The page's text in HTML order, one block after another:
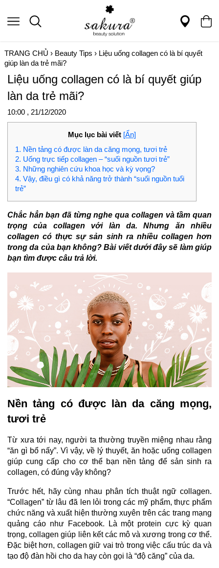
TRANG CHỦ › Beauty Tips › Liệu uống collagen có là bí quyết
giúp làn da trẻ mãi?
Liệu uống collagen có là bí quyết giúp
làn da trẻ mãi?
10:00 , 21/12/2020
Mục lục bài viết [Ẩn]
1. Nền tảng có được làn da căng mọng, tươi trẻ
2. Uống trực tiếp collagen – “suối nguồn tươi trẻ”
3. Những nghiên cứu khoa học và kỳ vọng?
4. Vậy, điều gì có khả năng trở thành “suối nguồn tuổi
trẻ”
Chắc hẳn bạn đã từng nghe qua collagen và tầm quan
trọng của collagen với làn da. Nhưng ăn nhiều
collagen có thực sự sản sinh ra nhiều collagen hơn
trong da của bạn không? Bài viết dưới đây sẽ làm giúp
bạn tìm được câu trả lời.
Nền tảng có được làn da căng mọng,
tươi trẻ
Từ xưa tới nay, người ta thường truyền miệng nhau rằng
“ăn gì bổ nấy”. Vì vậy, về lý thuyết, ăn hoặc uống collagen
giúp cung cấp cho cơ thể bạn nền tảng để sản sinh ra
collagen, có đúng vậy không?
Trước hết, hãy cùng nhau phân tích thuật ngữ collagen.
“Collagen” từ lâu đã len lỏi trong các mỹ phẩm, thực phẩm
chức năng và xuất hiện thường xuyên trên các trang mạng
quảng cáo như Facebook. Là một protein cực kỳ quan
trọng, collagen giúp liên kết các mô và xương trong cơ thể.
Đặc biệt hơn, collagen giữ vai trò trong việc cấu trúc da và
tạo độ đàn hồi cho da hay còn gọi là “độ căng” của da.